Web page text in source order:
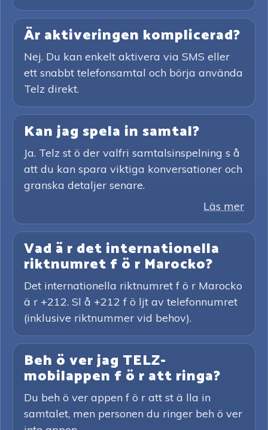
Är aktiveringen komplicerad?
Nej. Du kan enkelt aktivera via SMS eller
ett snabbt telefonsamtal och börja använda
Telz direkt.
Kan jag spela in samtal?
Ja. Telz st ö der valfri samtalsinspelning s å
att du kan spara viktiga konversationer och
granska detaljer senare.
Läs mer
Vad ä r det internationella
riktnumret f ö r Marocko?
Det internationella riktnumret f ö r Marocko
ä r +212. Sl å +212 f ö ljt av telefonnumret
(inklusive riktnummer vid behov).
Beh ö ver jag TELZ-
mobilappen f ö r att ringa?
Du beh ö ver appen f ö r att st ä lla in
samtalet, men personen du ringer beh ö ver